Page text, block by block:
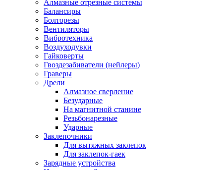
Алмазные отрезные системы
Балансиры
Болторезы
Вентиляторы
Вибротехника
Воздуходувки
Гайковерты
Гвоздезабиватели (нейлеры)
Граверы
Дрели
Алмазное сверление
Безударные
На магнитной станине
Резьбонарезные
Ударные
Заклепочники
Для вытяжных заклепок
Для заклепок-гаек
Зарядные устройства